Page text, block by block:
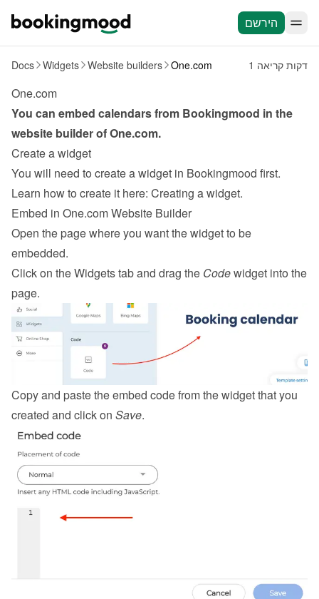
הירשם
Docs Widgets Website builders One.com 1 דקות קריאה
One.com
You can embed calendars from Bookingmood in the
website builder of One.com.
Create a widget
You will need to create a widget in Bookingmood first.
Learn how to create it here: Creating a widget.
Embed in One.com Website Builder
Open the page where you want the widget to be
embedded.
Click on the Widgets tab and drag the Code widget into the
page.
Copy and paste the embed code from the widget that you
created and click on Save.